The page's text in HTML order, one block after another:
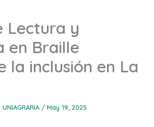
Lectura y
en Braille
la inclusión en La
/ May 19, 2025